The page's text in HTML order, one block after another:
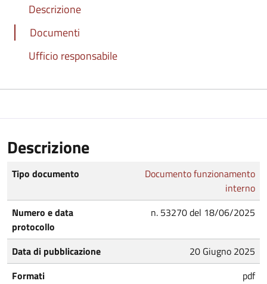
Descrizione
Documenti
Ufficio responsabile
Descrizione
Tipo documento
Documento funzionamento
interno
Numero e data
protocollo
n. 53270 del 18/06/2025
Data di pubblicazione
20 Giugno 2025
Formati
pdf